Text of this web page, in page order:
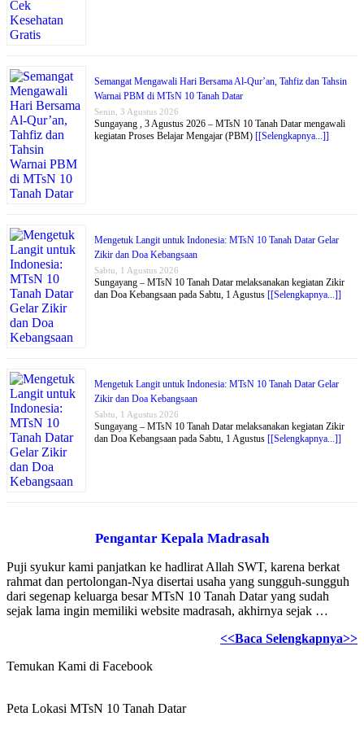
Semangat Mengawali Hari Bersama Al-Qur’an, Tahfiz dan Tahsin
Warnai PBM di MTsN 10 Tanah Datar
Senin, 3 Agustus 2026
Sungayang , 3 Agustus 2026 – MTsN 10 Tanah Datar mengawali
kegiatan Proses Belajar Mengajar (PBM) [[Selengkapnya...]]
Mengetuk Langit untuk Indonesia: MTsN 10 Tanah Datar Gelar
Zikir dan Doa Kebangsaan
Sabtu, 1 Agustus 2026
Sungayang – MTsN 10 Tanah Datar melaksanakan kegiatan Zikir
dan Doa Kebangsaan pada Sabtu, 1 Agustus [[Selengkapnya...]]
Mengetuk Langit untuk Indonesia: MTsN 10 Tanah Datar Gelar
Zikir dan Doa Kebangsaan
Sabtu, 1 Agustus 2026
Sungayang – MTsN 10 Tanah Datar melaksanakan kegiatan Zikir
dan Doa Kebangsaan pada Sabtu, 1 Agustus [[Selengkapnya...]]
Pengantar Kepala Madrasah
Puji syukur kami panjatkan ke hadlirat Allah SWT, karena berkat
rahmat dan pertolongan-Nya disertai usaha yang sungguh-sungguh
dari segenap keluarga besar MTsN 10 Tanah Datar yang sudah
sejak lama ingin memiliki website madrasah, akhirnya sejak …
<<Baca Selengkapnya>>
Temukan Kami di Facebook
Peta Lokasi MTsN 10 Tanah Datar